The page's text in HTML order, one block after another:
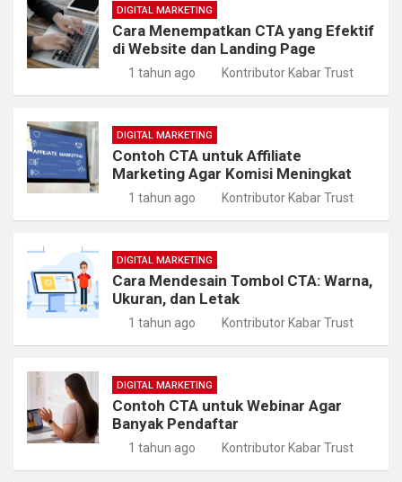
DIGITAL MARKETING
Cara Menempatkan CTA yang Efektif
di Website dan Landing Page
1 tahun ago Kontributor Kabar Trust
DIGITAL MARKETING
Contoh CTA untuk Affiliate
Marketing Agar Komisi Meningkat
1 tahun ago Kontributor Kabar Trust
DIGITAL MARKETING
Cara Mendesain Tombol CTA: Warna,
Ukuran, dan Letak
1 tahun ago Kontributor Kabar Trust
DIGITAL MARKETING
Contoh CTA untuk Webinar Agar
Banyak Pendaftar
1 tahun ago Kontributor Kabar Trust